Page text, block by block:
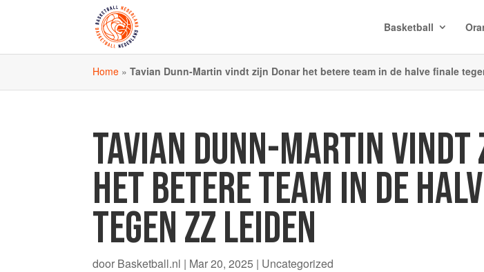
Basketball
Home »Tavian Dunn-Martin vindt zijn Donar het betere team in de halve finale
TAVIAN DUNN-MARTIN VINDT
HET BETERE TEAM IN DE
TEGEN ZZ LEIDEN
door Basketball.nl | Mar 20, 2025 | Uncategorized